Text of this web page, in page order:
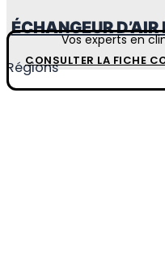
Régions
ÉCHANGEUR
Vos experts en
CONSULTER LA FICHE